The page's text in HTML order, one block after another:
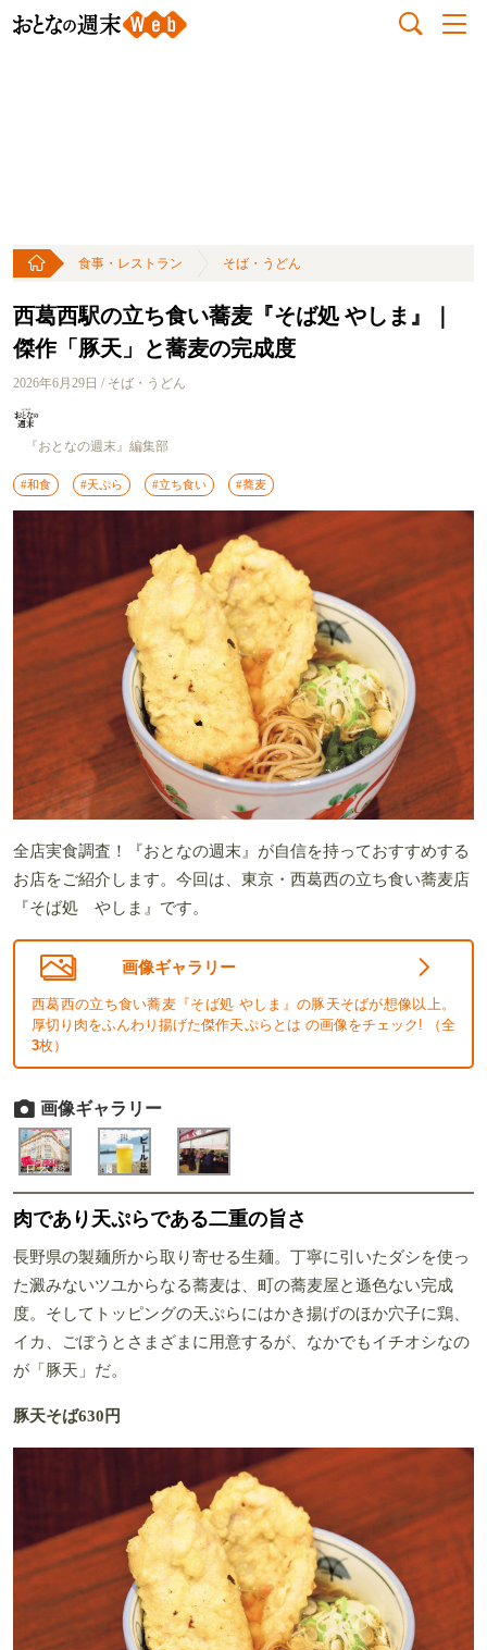
食事・レストラン そば・うどん
西葛西駅の立ち食い蕎麦『そば処 やしま』｜
傑作「豚天」と蕎麦の完成度
2026年6月29日 / そば・うどん
『おとなの週末』編集部
#和食 #天ぷら #立ち食い #蕎麦
全店実食調査！『おとなの週末』が自信を持っておすすめする
お店をご紹介します。今回は、東京・西葛西の立ち食い蕎麦店
『そば処 やしま』です。
画像ギャラリー
西葛西の立ち食い蕎麦『そば処 やしま』の豚天そばが想像以上。
厚切り肉をふんわり揚げた傑作天ぷらとは の画像をチェック! （全
3枚）
画像ギャラリー
肉であり天ぷらである二重の旨さ
長野県の製麺所から取り寄せる生麺。丁寧に引いたダシを使っ
た澱みないツユからなる蕎麦は、町の蕎麦屋と遜色ない完成
度。そしてトッピングの天ぷらにはかき揚げのほか穴子に鶏、
イカ、ごぼうとさまざまに用意するが、なかでもイチオシなの
が「豚天」だ。
豚天そば630円